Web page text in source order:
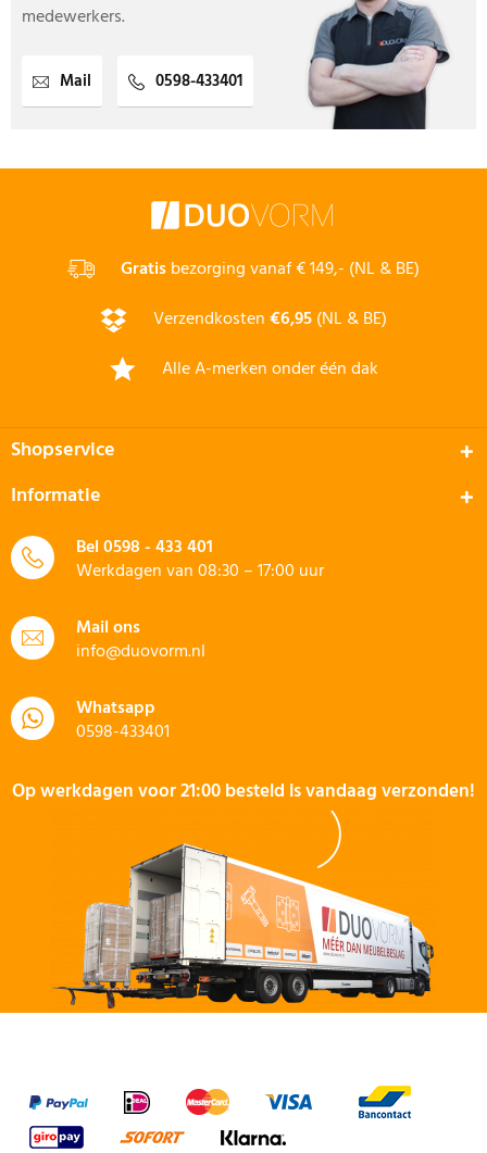
medewerkers.
Mail 0598-433401
Gratisbezorging vanaf € 149,- (NL & BE)
Verzendkosten€6,95(NL & BE)
Alle A-merken onder één dak
Shopservice
Informatie
Bel0598 - 433 401
Werkdagen van 08:30 – 17:00 uur
Mail ons
info@duovorm.nl
Whatsapp
0598-433401
Op werkdagen voor 21:00 besteld is vandaag verzonden!